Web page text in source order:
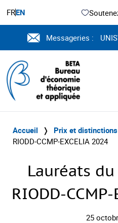
FREN
Messageries :
Accueil ❭ Prix et distinctions
RIODD-CCMP-EXCELIA 2024
Lauréats
RIODD-
25